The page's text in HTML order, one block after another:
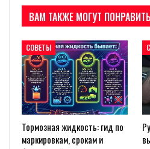
ВАМ ТАКЖЕ МОГУТ
СОВЕТЫ
Тормозная жидкость: гид по
маркировкам, срокам и